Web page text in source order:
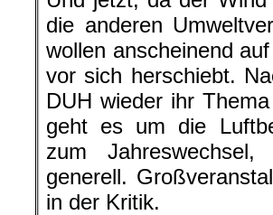
die anderen
wollen anscheinend
vor sich herschiebt.
DUH wieder ihr
geht es um die
zum
generell.
in der Kritik.